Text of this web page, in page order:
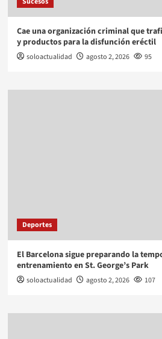
Cae una organización criminal que
y productos para la disfunción eréctil
soloactualidad agosto 2, 2026 95
Deportes
El Barcelona sigue preparando la
entrenamiento en St. George’s Park
soloactualidad agosto 2, 2026 107